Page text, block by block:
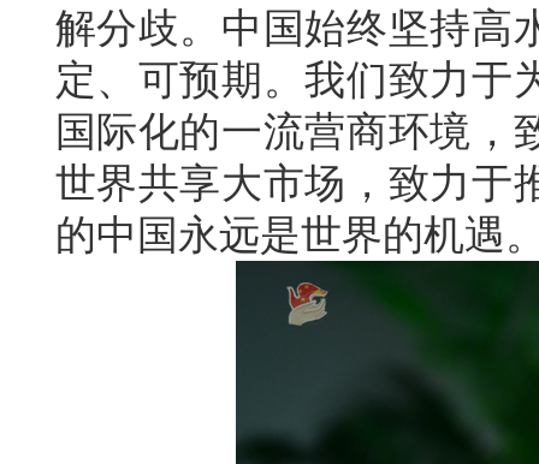
解分歧。中国始终坚持高
定、可预期。我们致力于
国际化的一流营商环境，
世界共享大市场，致力于
的中国永远是世界的机遇